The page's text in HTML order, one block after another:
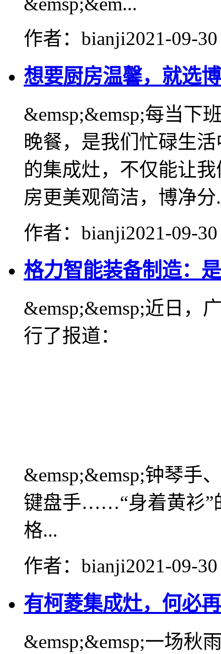
作者：bianji2021-09-
想要厨房温馨，就选
&emsp;&emsp;每当下
晚餐，是我们忙碌生
的集成灶，不仅能让
房更美观简洁，博净分
作者：bianji2021-09-
格力智能装备制造：
&emsp;&emsp;近日，
行了报道：
&emsp;&emsp;钟琴手
键盘手……“身着黄衫”
格...
作者：bianji2021-09-
有柯菱集成灶，何必
&emsp;&emsp;一场秋